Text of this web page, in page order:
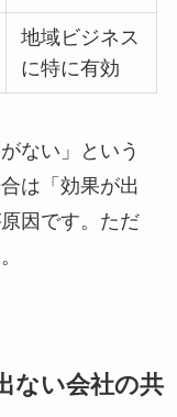
地域ビジネス
に特に有効
ない」という
は「効果が出
因です。ただ
ない会社の共